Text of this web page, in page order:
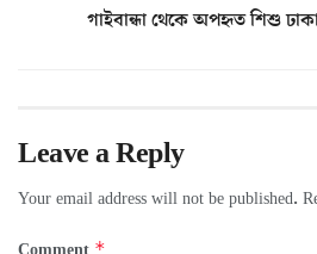
গাইবান্ধা থেকে অপহৃত শিশু
Leave a Reply
Your email address will not be published.
*